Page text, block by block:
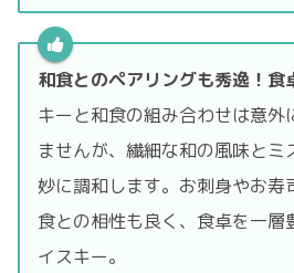
和食とのペアリングも秀逸！食
キーと和食の組み合わせは意外
ませんが、繊細な和の風味とミ
妙に調和します。お刺身やお寿
食との相性も良く、食卓を一層
イスキー。